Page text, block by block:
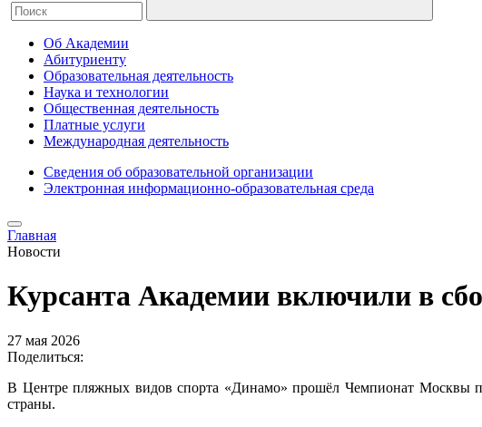
Об Академии
Абитуриенту
Образовательная деятельность
Наука и технологии
Общественная деятельность
Платные услуги
Международная деятельность
Сведения об образовательной организации
Электронная информационно-образовательная среда
Главная
Новости
Курсанта Академии включили в
27 мая 2026
Поделиться:
В Центре пляжных видов спорта «Динамо» прошёл Чемпионат Москвы
страны.